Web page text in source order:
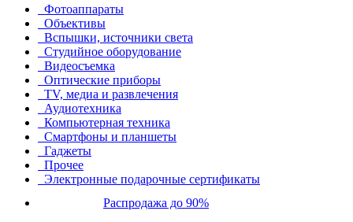
Фотоаппараты
Объективы
Вспышки, источники света
Студийное оборудование
Видеосъемка
Оптические приборы
TV, медиа и развлечения
Аудиотехника
Компьютерная техника
Смартфоны и планшеты
Гаджеты
Прочее
Электронные подарочные сертификаты
Распродажа до 90%